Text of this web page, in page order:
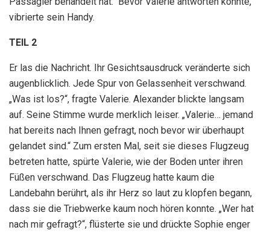
vibrierte sein Handy.
TEIL 2
Er las die Nachricht. Ihr Gesichtsausdruck veränderte sich
augenblicklich. Jede Spur von Gelassenheit verschwand.
„Was ist los?“, fragte Valerie. Alexander blickte langsam
auf. Seine Stimme wurde merklich leiser. „Valerie… jemand
hat bereits nach Ihnen gefragt, noch bevor wir überhaupt
gelandet sind.“ Zum ersten Mal, seit sie dieses Flugzeug
betreten hatte, spürte Valerie, wie der Boden unter ihren
Füßen verschwand. Das Flugzeug hatte kaum die
Landebahn berührt, als ihr Herz so laut zu klopfen begann,
dass sie die Triebwerke kaum noch hören konnte. „Wer hat
nach mir gefragt?“, flüsterte sie und drückte Sophie enger